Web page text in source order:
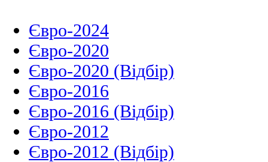
Євро-2024
Євро-2020
Євро-2020 (Відбір)
Євро-2016
Євро-2016 (Відбір)
Євро-2012
Євро-2012 (Відбір)